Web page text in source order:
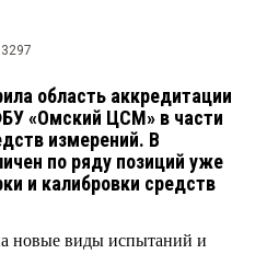
3297
область аккредитации
«Омский ЦСМ» в части
измерений. В
по ряду позиций уже
и калибровки средств
новые виды испытаний и